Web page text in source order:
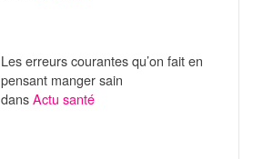
Les erreurs courantes qu’on fait en
pensant manger sain
dansActu santé